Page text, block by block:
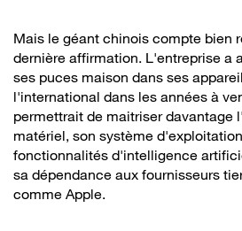
Mais le géant chinois compte bien
dernière affirmation. L'entreprise a
ses puces maison dans ses
l'international dans les années à
permettrait de maitriser davantage
matériel, son système
fonctionnalités d'intelligence
sa dépendance aux fournisseurs
comme Apple.